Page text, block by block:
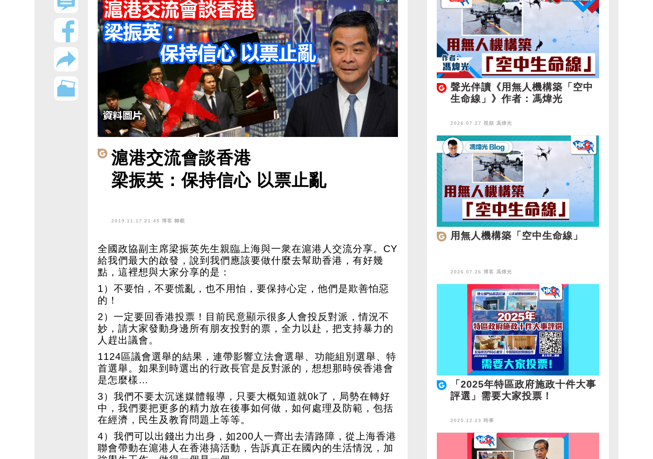
滬港交流會談香港
梁振英：保持信心 以票止亂
2019.11.17 21:45 博客 轉載
全國政協副主席梁振英先生親臨上海與一衆在滬港人交流分享。CY
給我們最大的啟發，說到我們應該要做什麼去幫助香港，有好幾
點，這裡想與大家分享的是：
1）不要怕，不要慌亂，也不用怕，要保持心定，他們是欺善怕惡
的！
2）一定要回香港投票！目前民意顯示很多人會投反對派，情況不
妙，請大家發動身邊所有朋友投對的票，全力以赴，把支持暴力的
人趕出議會。
1124區議會選舉的結果，連帶影響立法會選舉、功能組別選舉、特
首選舉。如果到時選出的行政長官是反對派的，想想那時侯香港會
是怎麼樣…
3）我們不要太沉迷媒體報導，只要大概知道就0k了，局勢在轉好
中，我們要把更多的精力放在後事如何做，如何處理及防範，包括
在經濟，民生及教育問題上等等。
4）我們可以出錢出力出身，如200人一齊出去清路障，從上海香港
聯會帶動在滬港人在香港搞活動，告訴真正在國內的生活情況，加
聲光伴讀《用無人機構築「空中
生命線」》作者：馮煒光
2026.07.27 視頻 馮煒光
用無人機構築「空中生命線」
2026.07.26 博客 馮煒光
「2025年特區政府施政十件大事
評選」需要大家投票！
2025.12.23 時事